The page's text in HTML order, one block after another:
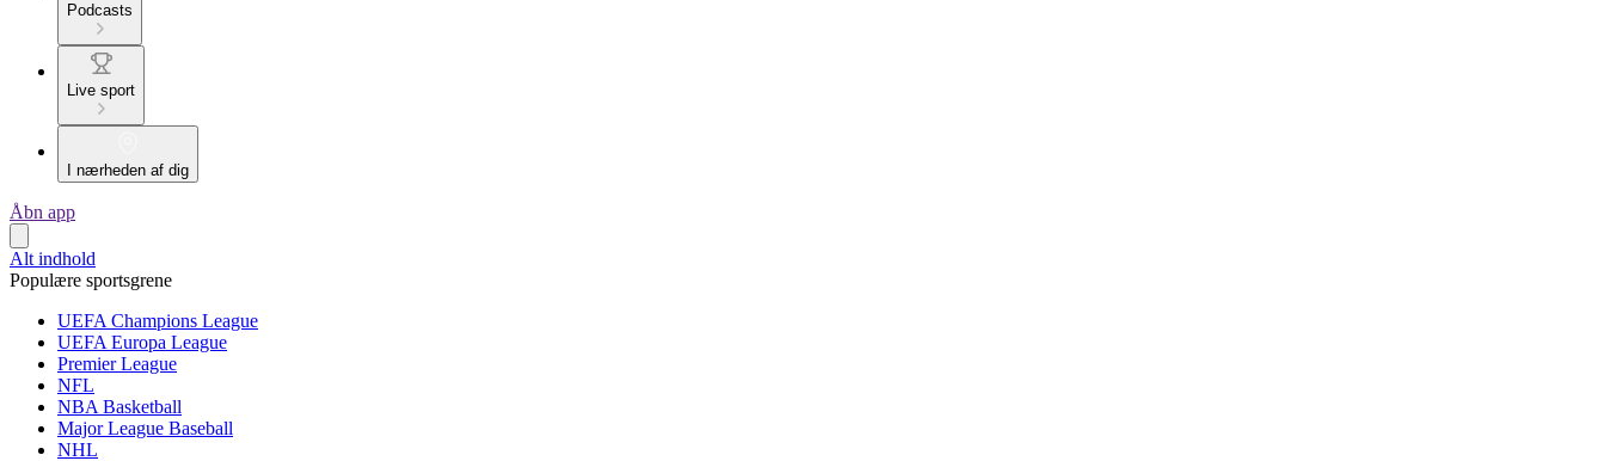
Podcasts
Live sport
I nærheden af dig
Åbn app
Alt indhold
Populære sportsgrene
UEFA Champions League
UEFA Europa League
Premier League
NFL
NBA Basketball
Major League Baseball
NHL